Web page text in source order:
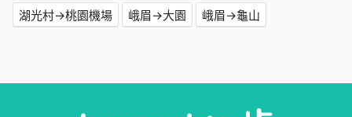
湖光村→桃園機場
峨眉→大園 峨眉→龜山